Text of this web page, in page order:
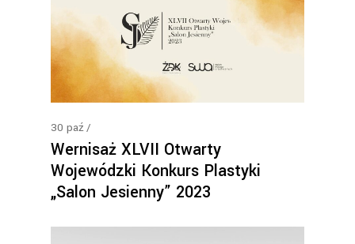
30 paź
Wernisaż XLVII Otwarty
Wojewódzki Konkurs Plastyki
„Salon Jesienny” 2023